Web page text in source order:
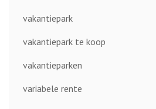
vakantiepark
vakantiepark te koop
vakantieparken
variabele rente